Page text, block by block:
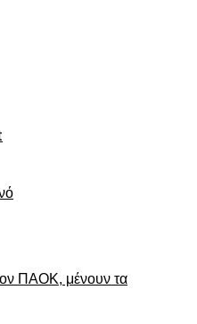
ΠΑΟΚ, μένουν τα